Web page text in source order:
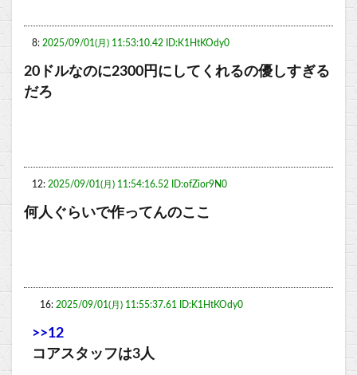
8: 2025/09/01(月) 11:53:10.42 ID:K1HtKOdy0
20ドルなのに2300円にしてくれるの優しすぎる
だろ
12: 2025/09/01(月) 11:54:16.52 ID:ofZior9N0
何人ぐらいで作ってんのここ
16: 2025/09/01(月) 11:55:37.61 ID:K1HtKOdy0
>>12
コアスタッフは3人